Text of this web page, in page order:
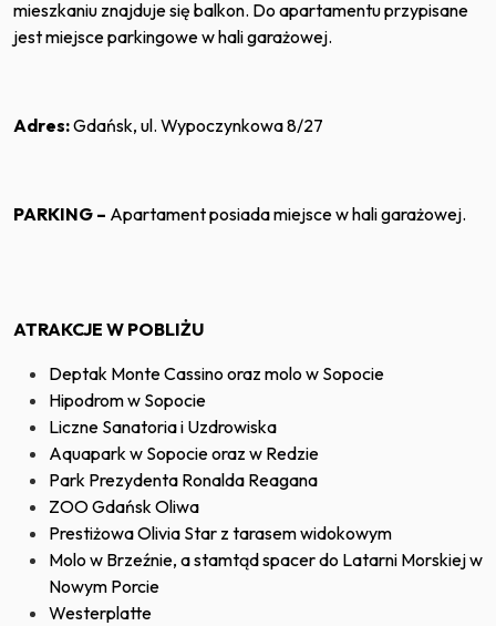
mieszkaniu znajduje się balkon. Do apartamentu przypisane
jest miejsce parkingowe w hali garażowej.
Adres:Gdańsk, ul. Wypoczynkowa 8/27
PARKING – Apartament posiada miejsce w hali garażowej.
ATRAKCJE W POBLIŻU
Deptak Monte Cassino oraz molo w Sopocie
Hipodrom w Sopocie
Liczne Sanatoria i Uzdrowiska
Aquapark w Sopocie oraz w Redzie
Park Prezydenta Ronalda Reagana
ZOO Gdańsk Oliwa
Prestiżowa Olivia Star z tarasem widokowym
Molo w Brzeźnie, a stamtąd spacer do Latarni Morskiej w
Nowym Porcie
Westerplatte